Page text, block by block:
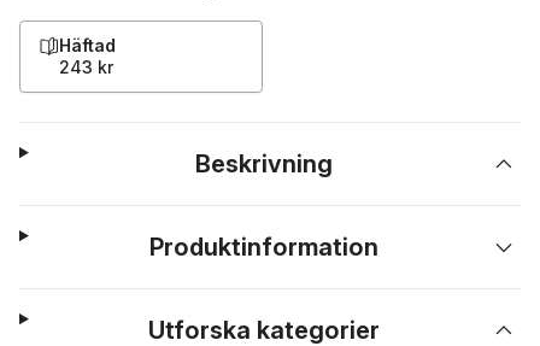
Häftad
243 kr
Beskrivning
Produktinformation
Utforska kategorier